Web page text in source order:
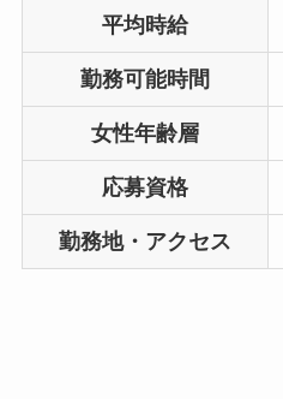
平均時給
勤務可能時間
女性年齢層
応募資格
勤務地・アクセス